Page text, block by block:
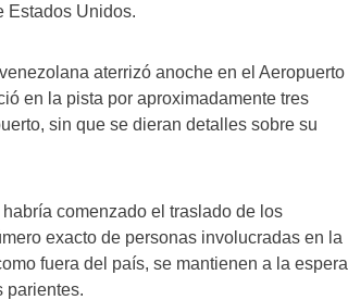
Estados Unidos.
aterrizó anoche en el Aeropuerto
en la pista por aproximadamente tres
sin que se dieran detalles sobre su
comenzado el traslado de los
exacto de personas involucradas en la
fuera del país, se mantienen a la espera
parientes.